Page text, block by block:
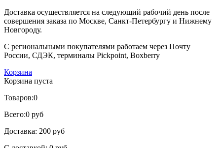
Доставка осуществляется на следующий рабочий день после
совершения заказа по Москве, Санкт-Петербургу и Нижнему
Новгороду.
С региональными покупателями работаем через Почту
России, СДЭК, терминалы Pickpoint, Boxberry
Корзина
Корзина пуста
Товаров:0
Всего:0 руб
Доставка: 200 руб